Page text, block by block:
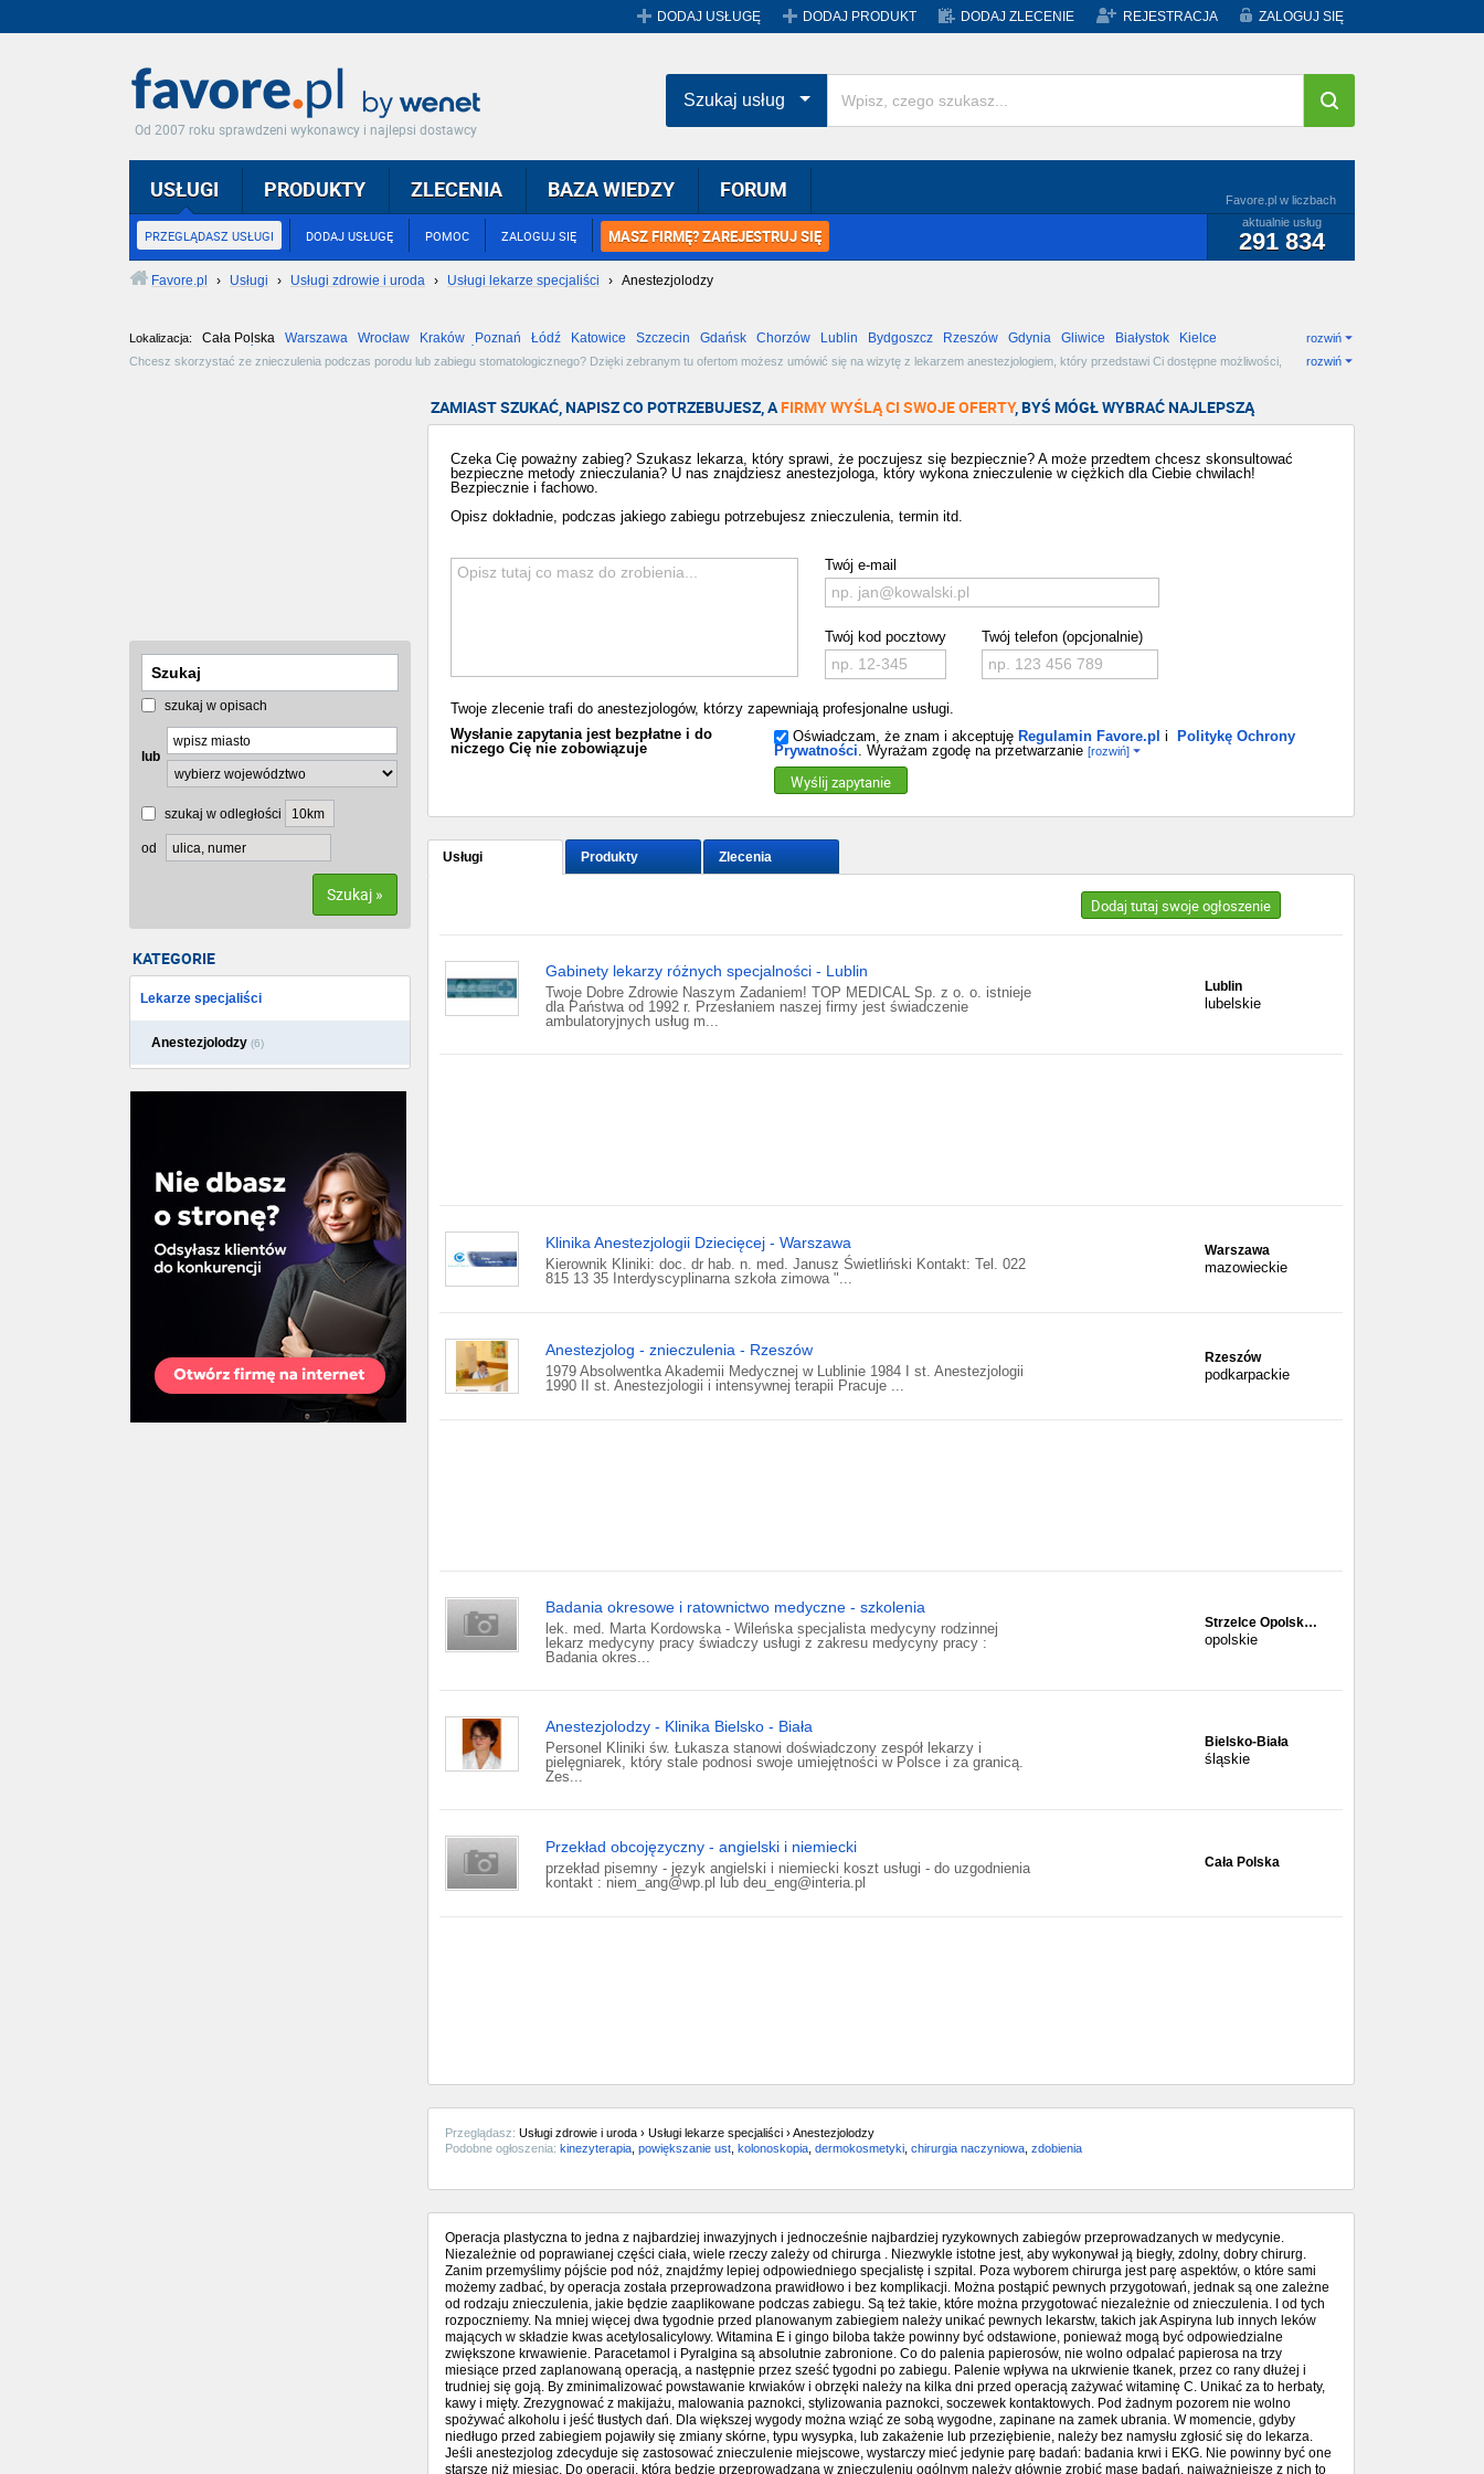
DODAJ USŁUGĘ DODAJ PRODUKT DODAJ ZLECENIE REJESTRACJA ZALOGUJ SIĘ
Od 2007 roku sprawdzeni wykonawcy i najlepsi dostawcy
USŁUGI
PRZEGLĄDASZ USŁUGI DODAJ USŁUGĘ POMOC ZALOGUJ SIĘ MASZ FIRMĘ? ZAREJESTRUJ SIĘ
Favore.pl w liczbach
aktualnie usług
291 834
PRODUKTY ZLECENIA BAZA WIEDZY FORUM
Szukaj usług
Favore.pl › Usługi › Usługi zdrowie i uroda › Usługi lekarze specjaliści › Anestezjolodzy
Lokalizacja: Cała Polska Warszawa Wrocław Kraków Poznań Łódź Katowice Szczecin Gdańsk Chorzów Lublin Bydgoszcz Rzeszów Gdynia Gliwice Białystok
Kielce
rozwiń
Chcesz skorzystać ze znieczulenia podczas porodu lub zabiegu stomatologicznego? Dzięki zebranym tu ofertom możesz umówić się na wizytę z lekarzem anestezjologiem, który przedstawi Ci dostępne możliwości,
rozwiń
szukaj w opisach
lub
szukaj w odległości
od
Szukaj »
KATEGORIE
Lekarze specjaliści
Anestezjolodzy (6)
ZAMIAST SZUKAĆ, NAPISZ CO POTRZEBUJESZ, AFIRMY WYŚLĄ CI SWOJE OFERTY, BYŚ MÓGŁ WYBRAĆ NAJLEPSZĄ
Czeka Cię poważny zabieg? Szukasz lekarza, który sprawi, że poczujesz się bezpiecznie? A może przedtem chcesz skonsultować
bezpieczne metody znieczulania? U nas znajdziesz anestezjologa, który wykona znieczulenie w ciężkich dla Ciebie chwilach!
Bezpiecznie i fachowo.
Opisz dokładnie, podczas jakiego zabiegu potrzebujesz znieczulenia, termin itd.
Twój e-mail
Twój kod pocztowy Twój telefon (opcjonalnie)
Twoje zlecenie trafi do anestezjologów, którzy zapewniają profesjonalne usługi.
Wysłanie zapytania jest bezpłatne i do
niczego Cię nie zobowiązuje
Oświadczam, że znam i akceptuję Regulamin Favore.pl i
Politykę Ochrony
Prywatności. Wyrażam zgodę na przetwarzanie [rozwiń]
Wyślij zapytanie
Usługi Produkty Zlecenia
Dodaj tutaj swoje ogłoszenie
Gabinety lekarzy różnych specjalności - Lublin
Twoje Dobre Zdrowie Naszym Zadaniem! TOP MEDICAL Sp. z o. o. istnieje
dla Państwa od 1992 r. Przesłaniem naszej firmy jest świadczenie
ambulatoryjnych usług m...
Lublin
lubelskie
Klinika Anestezjologii Dziecięcej - Warszawa
Kierownik Kliniki: doc. dr hab. n. med. Janusz Świetliński Kontakt: Tel. 022
815 13 35 Interdyscyplinarna szkoła zimowa "...
Warszawa
mazowieckie
Anestezjolog - znieczulenia - Rzeszów
1979 Absolwentka Akademii Medycznej w Lublinie 1984 I st. Anestezjologii
1990 II st. Anestezjologii i intensywnej terapii Pracuje ...
Rzeszów
podkarpackie
Badania okresowe i ratownictwo medyczne - szkolenia
lek. med. Marta Kordowska - Wileńska specjalista medycyny rodzinnej
lekarz medycyny pracy świadczy usługi z zakresu medycyny pracy :
Badania okres...
Strzelce Opolsk…
opolskie
Anestezjolodzy - Klinika Bielsko - Biała
Personel Kliniki św. Łukasza stanowi doświadczony zespół lekarzy i
pielęgniarek, który stale podnosi swoje umiejętności w Polsce i za granicą.
Zes...
Bielsko-Biała
śląskie
Przekład obcojęzyczny - angielski i niemiecki
przekład pisemny - język angielski i niemiecki koszt usługi - do uzgodnienia
kontakt : niem_ang@wp.pl lub deu_eng@interia.pl
Cała Polska
Przeglądasz: Usługi zdrowie i uroda › Usługi lekarze specjaliści › Anestezjolodzy
Podobne ogłoszenia: kinezyterapia powiększanie ust kolonoskopia dermokosmetyki chirurgia naczyniowa zdobienia
Operacja plastyczna to jedna z najbardziej inwazyjnych i jednocześnie najbardziej ryzykownych zabiegów przeprowadzanych w medycynie.
Niezależnie od poprawianej części ciała, wiele rzeczy zależy od chirurga . Niezwykle istotne jest, aby wykonywał ją biegły, zdolny, dobry chirurg.
Zanim przemyślimy pójście pod nóż, znajdźmy lepiej odpowiedniego specjalistę i szpital. Poza wyborem chirurga jest parę aspektów, o które sami
możemy zadbać, by operacja została przeprowadzona prawidłowo i bez komplikacji. Można postąpić pewnych przygotowań, jednak są one zależne
od rodzaju znieczulenia, jakie będzie zaaplikowane podczas zabiegu. Są też takie, które można przygotować niezależnie od znieczulenia. I od tych
rozpoczniemy. Na mniej więcej dwa tygodnie przed planowanym zabiegiem należy unikać pewnych lekarstw, takich jak Aspiryna lub innych leków
mających w składzie kwas acetylosalicylowy. Witamina E i gingo biloba także powinny być odstawione, ponieważ mogą być odpowiedzialne
zwiększone krwawienie. Paracetamol i Pyralgina są absolutnie zabronione. Co do palenia papierosów, nie wolno odpalać papierosa na trzy
miesiące przed zaplanowaną operacją, a następnie przez sześć tygodni po zabiegu. Palenie wpływa na ukrwienie tkanek, przez co rany dłużej i
trudniej się goją. By zminimalizować powstawanie krwiaków i obrzęki należy na kilka dni przed operacją zażywać witaminę C. Unikać za to herbaty,
kawy i mięty. Zrezygnować z makijażu, malowania paznokci, stylizowania paznokci, soczewek kontaktowych. Pod żadnym pozorem nie wolno
spożywać alkoholu i jeść tłustych dań. Dla większej wygody można wziąć ze sobą wygodne, zapinane na zamek ubrania. W momencie, gdyby
niedługo przed zabiegiem pojawiły się zmiany skórne, typu wysypka, lub zakażenie lub przeziębienie, należy bez namysłu zgłosić się do lekarza.
Jeśli anestezjolog zdecyduje się zastosować znieczulenie miejscowe, wystarczy mieć jedynie parę badań: badania krwi i EKG. Nie powinny być one
starsze niż miesiąc. Do operacji, która będzie przeprowadzana w znieczuleniu ogólnym należy głównie zrobić masę badań, najważniejsze z nich to